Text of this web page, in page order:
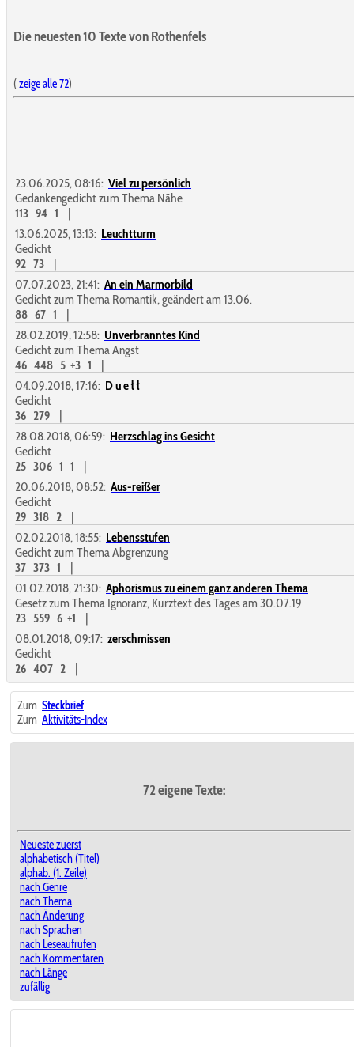
Die neuesten 10 Texte von Rothenfels
(zeige alle 72)
23.06.2025, 08:16: Viel zu persönlich
Gedankengedicht zum Thema Nähe
113 94 1
|
13.06.2025, 13:13: Leuchtturm
Gedicht
92 73
|
07.07.2023, 21:41: An ein Marmorbild
Gedicht zum Thema Romantik, geändert am 13.06.
88 67 1
|
28.02.2019, 12:58: Unverbranntes Kind
Gedicht zum Thema Angst
46 448 5 +3 1
|
04.09.2018, 17:16: D u e ł ł
Gedicht
36 279
|
28.08.2018, 06:59: Herzschlag ins Gesicht
Gedicht
25 306 1 1
|
20.06.2018, 08:52: Aus-reißer
Gedicht
29 318 2
|
02.02.2018, 18:55: Lebensstufen
Gedicht zum Thema Abgrenzung
37 373 1
|
01.02.2018, 21:30: Aphorismus zu einem ganz anderen Thema
Gesetz zum Thema Ignoranz, Kurztext des Tages am 30.07.19
23 559 6 +1
|
08.01.2018, 09:17: zerschmissen
Gedicht
26 407 2 |
Zum Steckbrief
Zum Aktivitäts-Index
72 eigene Texte:
Neueste zuerst
alphabetisch (Titel)
alphab. (1. Zeile)
nach Genre
nach Thema
nach Änderung
nach Sprachen
nach Leseaufrufen
nach Kommentaren
nach Länge
zufällig